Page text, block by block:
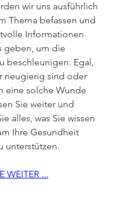
wir uns ausführlich
Thema befassen und
Informationen
geben, um die
beschleunigen. Egal,
neugierig sind oder
eine solche Wunde
Sie weiter und
alles, was Sie wissen
Ihre Gesundheit
unterstützen.
WEITER ...